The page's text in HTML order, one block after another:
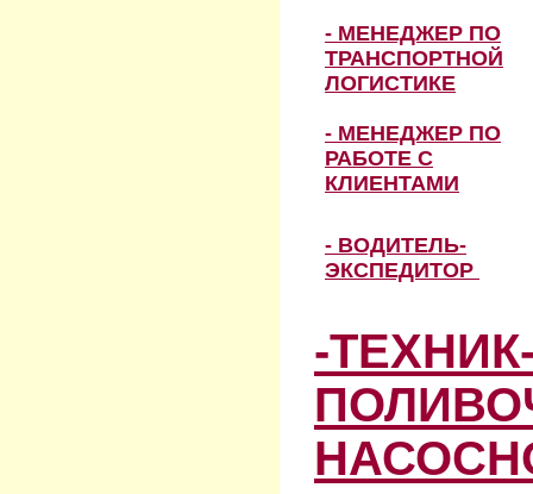
- МЕНЕДЖЕР ПО
ТРАНСПОРТНОЙ
ЛОГИСТИКЕ
- МЕНЕДЖЕР ПО
РАБОТЕ С
КЛИЕНТАМИ
- ВОДИТЕЛЬ-
ЭКСПЕДИТОР
-